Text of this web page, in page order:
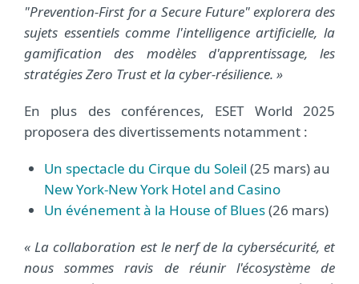
"Prevention-First for a Secure Future" explorera des
sujets essentiels comme l'intelligence artificielle, la
gamification des modèles d'apprentissage, les
stratégies Zero Trust et la cyber-résilience. »
En plus des conférences, ESET World 2025
proposera des divertissements notamment :
Un spectacle du Cirque du Soleil (25 mars) au
New York-New York Hotel and Casino
Un événement à la House of Blues(26 mars)
« La collaboration est le nerf de la cybersécurité, et
nous sommes ravis de réunir l'écosystème de